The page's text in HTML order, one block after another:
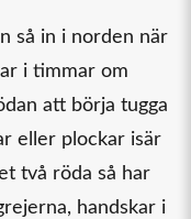
så in i norden när
i timmar om
att börja tugga
eller plockar isär
två röda så har
handskar i